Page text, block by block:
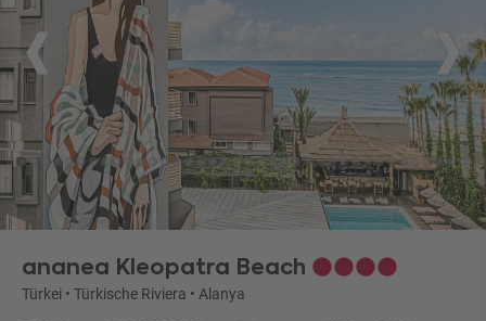
ananea Kleopatra Beach
Türkei • Türkische Riviera • Alanya